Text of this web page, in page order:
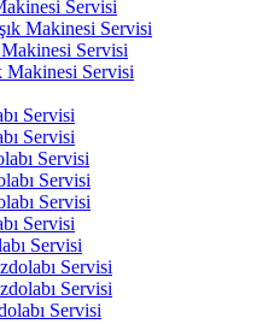
Servisi
Makinesi Servisi
Servisi
Makinesi Servisi
Servisi
Servisi
Servisi
Servisi
Servisi
Servisi
Servisi
Servisi
Servisi
Servisi